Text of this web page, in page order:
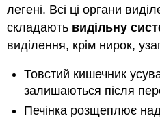
легені. Всі ці органи
складають видільну
виділення, крім нирок,
Товстий кишечник
залишаються після
Печінка розщеплює